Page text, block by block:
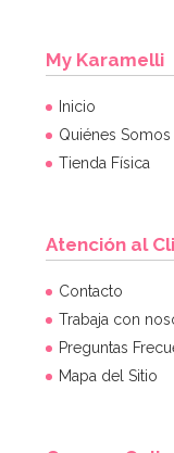
My Karamelli
Inicio
Quiénes Somos
Tienda Física
Atención al
Contacto
Trabaja con
Preguntas
Mapa del Sitio